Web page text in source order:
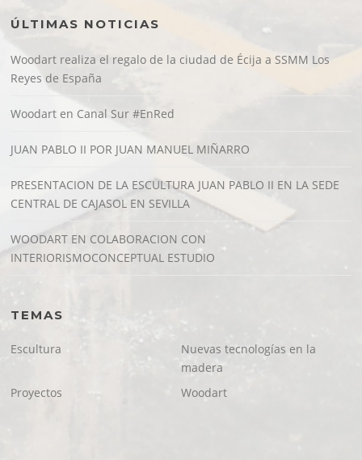
ÚLTIMAS NOTICIAS
Woodart realiza el regalo de la ciudad de Écija a SSMM Los
Reyes de España
Woodart en Canal Sur #EnRed
JUAN PABLO II POR JUAN MANUEL MIÑARRO
PRESENTACION DE LA ESCULTURA JUAN PABLO II EN LA SEDE
CENTRAL DE CAJASOL EN SEVILLA
WOODART EN COLABORACION CON
INTERIORISMOCONCEPTUAL ESTUDIO
TEMAS
Escultura
Nuevas tecnologías en la
madera
Proyectos
Woodart